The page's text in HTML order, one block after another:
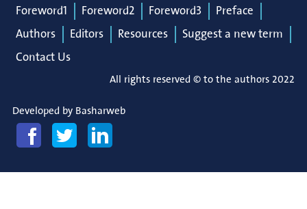
Foreword1 Foreword2 Foreword3
Preface
Authors
Editors Resources
Suggest a new term
Contact Us
All rights reserved © to the authors 2022
Developed by Basharweb